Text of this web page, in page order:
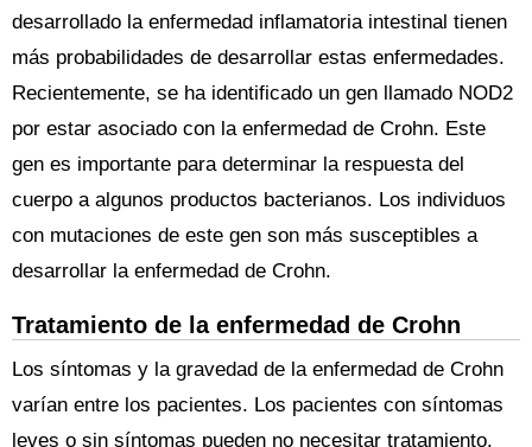
desarrollado la enfermedad inflamatoria intestinal tienen
más probabilidades de desarrollar estas enfermedades.
Recientemente, se ha identificado un gen llamado NOD2
por estar asociado con la enfermedad de Crohn. Este
gen es importante para determinar la respuesta del
cuerpo a algunos productos bacterianos. Los individuos
con mutaciones de este gen son más susceptibles a
desarrollar la enfermedad de Crohn.
Tratamiento de la enfermedad de Crohn
Los síntomas y la gravedad de la enfermedad de Crohn
varían entre los pacientes. Los pacientes con síntomas
leves o sin síntomas pueden no necesitar tratamiento.